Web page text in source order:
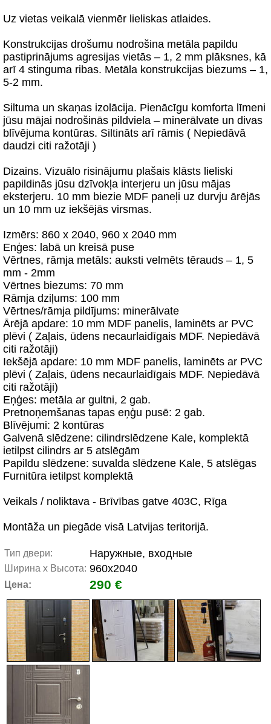
Uz vietas veikalā vienmēr lieliskas atlaides.
Konstrukcijas drošumu nodrošina metāla papildu
pastiprinājums agresijas vietās – 1, 2 mm plāksnes, kā
arī 4 stinguma ribas. Metāla konstrukcijas biezums – 1,
5-2 mm.
Siltuma un skaņas izolācija. Pienācīgu komforta līmeni
jūsu mājai nodrošinās pildviela – minerālvate un divas
blīvējuma kontūras. Siltināts arī rāmis ( Nepiedāvā
daudzi citi ražotāji )
Dizains. Vizuālo risinājumu plašais klāsts lieliski
papildinās jūsu dzīvokļa interjeru un jūsu mājas
eksterjeru. 10 mm biezie MDF paneļi uz durvju ārējās
un 10 mm uz iekšējās virsmas.
Izmērs: 860 х 2040, 960 х 2040 mm
Enģes: labā un kreisā puse
Vērtnes, rāmja metāls: auksti velmēts tērauds – 1, 5
mm - 2mm
Vērtnes biezums: 70 mm
Rāmja dziļums: 100 mm
Vērtnes/rāmja pildījums: minerālvate
Ārējā apdare: 10 mm MDF panelis, laminēts ar PVC
plēvi ( Zaļais, ūdens necaurlaidīgais MDF. Nepiedāvā
citi ražotāji)
Iekšējā apdare: 10 mm MDF panelis, laminēts ar PVC
plēvi ( Zaļais, ūdens necaurlaidīgais MDF. Nepiedāvā
citi ražotāji)
Eņģes: metāla ar gultni, 2 gab.
Pretnoņemšanas tapas eņģu pusē: 2 gab.
Blīvējumi: 2 kontūras
Galvenā slēdzene: cilindrslēdzene Kale, komplektā
ietilpst cilindrs ar 5 atslēgām
Papildu slēdzene: suvalda slēdzene Kale, 5 atslēgas
Furnitūra ietilpst komplektā
Veikals / noliktava - Brīvības gatve 403C, Rīga
Montāža un piegāde visā Latvijas teritorijā.
Тип двери: Наружные, входные
Ширина х Высота: 960x2040
Цена: 290 €